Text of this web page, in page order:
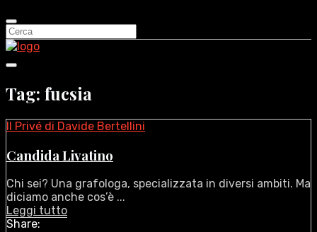
Tag: fucsia
Il Privé di Davide Bertellini
Candida Livatino
Chi sei? Una grafologa, specializzata in diversi ambiti. Ma
diciamo anche cos’è ...
Leggi tutto
Share: